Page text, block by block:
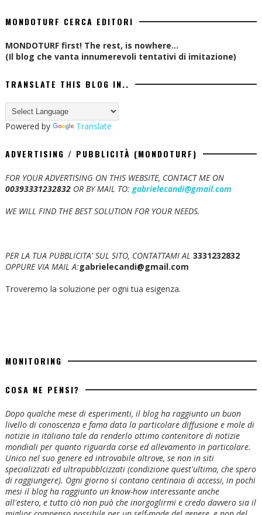
MONDOTURF CERCA EDITORI
MONDOTURF first! The rest, is nowhere...
(Il blog che vanta innumerevoli tentativi di imitazione)
TRANSLATE THIS BLOG IN..
Powered by Translate
ADVERTISING / PUBBLICITÀ (MONDOTURF)
FOR YOUR ADVERTISING ON THIS WEBSITE, CONTACT ME ON
00393331232832OR BY MAIL TO: gabrielecandi@gmail.com
WE WILL FIND THE BEST SOLUTION FOR YOUR NEEDS.
PER LA TUA PUBBLICITA' SUL SITO, CONTATTAMI AL 3331232832
OPPURE VIA MAIL A:gabrielecandi@gmail.com
Troveremo la soluzione per ogni tua esigenza.
MONITORING
COSA NE PENSI?
Dopo qualche mese di esperimenti, il blog ha raggiunto un buon
livello di conoscenza e fama data la particolare diffusione e mole di
notizie in italiano tale da renderlo ottimo contenitore di notizie
mondiali per quanto riguarda corse ed allevamento in particolare.
Unico nel suo genere ed introvabile altrove, se non in siti
specializzati ed ultrapubblcizzati (condizione quest'ultima, che spero
di raggiungere). Ogni giorno si contano centinaia di accessi, in pochi
mesi il blog ha raggiunto un know-how interessante anche
all'estero, e tutto ciò non può che inorgoglirmi e credo davvero sia il